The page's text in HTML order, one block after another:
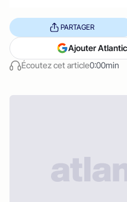
Écoutez cet article0:00min
PARTAGER
Ajouter